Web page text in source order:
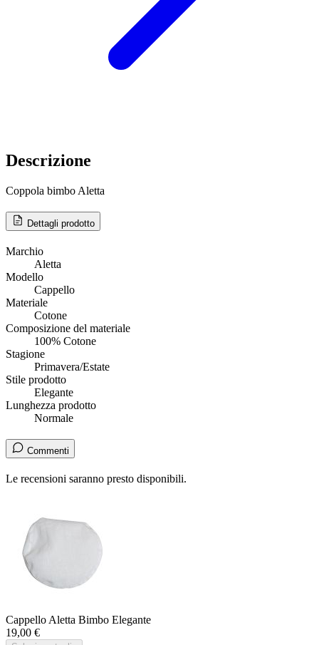
Descrizione
Coppola bimbo Aletta
Dettagli prodotto
Marchio
Aletta
Modello
Cappello
Materiale
Cotone
Composizione del materiale
100% Cotone
Stagione
Primavera/Estate
Stile prodotto
Elegante
Lunghezza prodotto
Normale
Commenti
Le recensioni saranno presto disponibili.
Cappello Aletta Bimbo Elegante
19,00 €